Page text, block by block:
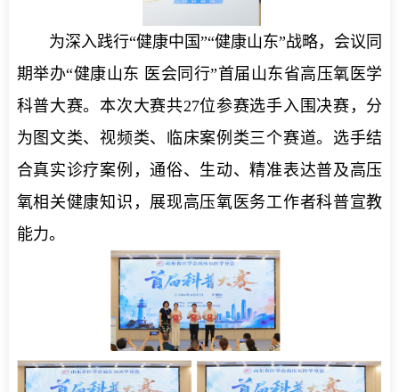
为深入践行“健康中国”“健康山东”战略，会议同
期举办“健康山东 医会同行”首届山东省高压氧医学
科普大赛。本次大赛共27位参赛选手入围决赛，分
为图文类、视频类、临床案例类三个赛道。选手结
合真实诊疗案例，通俗、生动、精准表达普及高压
氧相关健康知识，展现高压氧医务工作者科普宣教
能力。